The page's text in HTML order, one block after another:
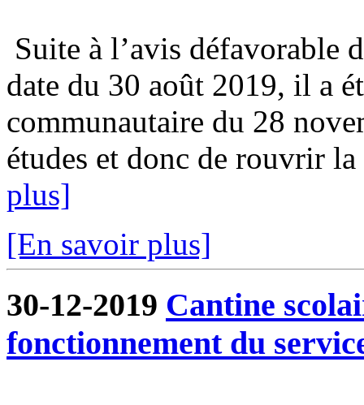
Suite à l’avis défavorable
date du 30 août 2019, il a
communautaire du 28
études et donc de rouvrir
plus]
[En savoir plus]
30-12-2019 Cantine
fonctionnement du